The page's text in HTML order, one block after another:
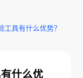
工具有什么优势？
什么优